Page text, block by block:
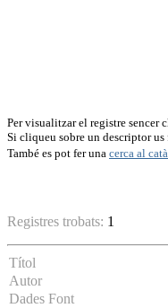
Per visualitzar el registre sencer
Si cliqueu sobre un descriptor us
També es pot fer una cerca al
Registres trobats: 1
Títol
Autor
Dades Font